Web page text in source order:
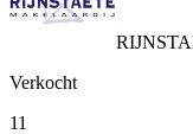
Verkocht
11